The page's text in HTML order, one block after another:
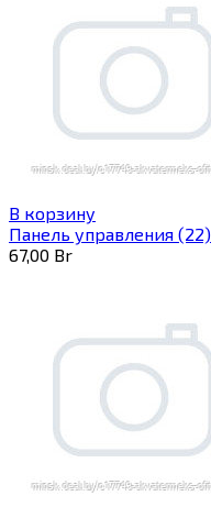
В корзину
Панель управления (22)
67,00 Br